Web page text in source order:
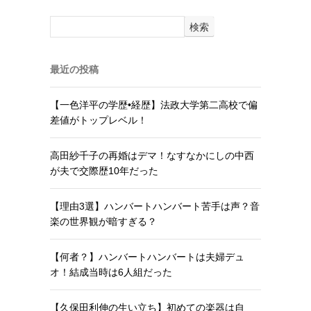
検索
最近の投稿
【一色洋平の学歴•経歴】法政大学第二高校で偏
差値がトップレベル！
高田紗千子の再婚はデマ！なすなかにしの中西
が夫で交際歴10年だった
【理由3選】ハンバートハンバート苦手は声？音
楽の世界観が暗すぎる？
【何者？】ハンバートハンバートは夫婦デュ
オ！結成当時は6人組だった
【久保田利伸の生い立ち】初めての楽器は自